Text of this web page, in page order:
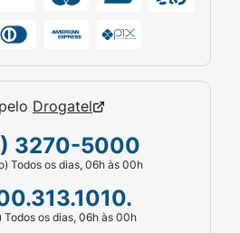
Drogatel
3270-5000
Todos os dias, 06h às 00h
Todos os dias, 06h às 00h